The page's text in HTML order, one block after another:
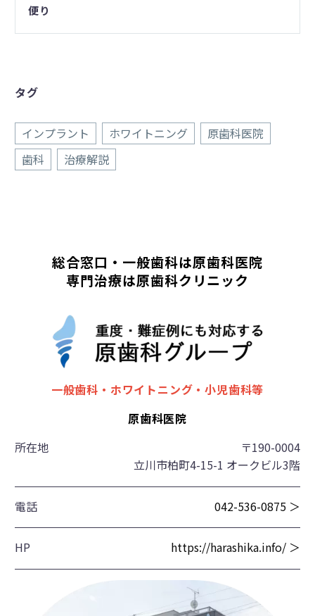
便り
タグ
インプラント ホワイトニング
原歯科医院
歯科
治療解説
総合窓口・一般歯科は原歯科医院
専門治療は原歯科クリニック
一般歯科・ホワイトニング・小児歯科等
原歯科医院
所在地
〒190-0004
立川市柏町4-15-1 オークビル3階
電話 042-536-0875 ＞
HP https://harashika.info/ ＞